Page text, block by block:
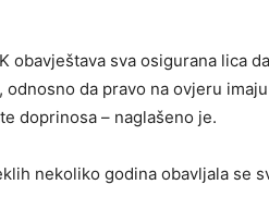
obavještava sva osigurana lica
odnosno da pravo na ovjeru
doprinosa – naglašeno je.
nekoliko godina obavljala se